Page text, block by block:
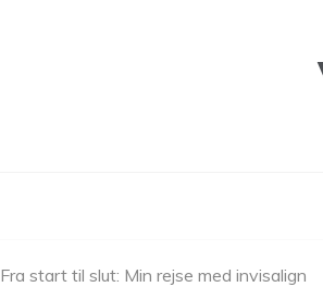
Fra start til slut: Min rejse med invisalign